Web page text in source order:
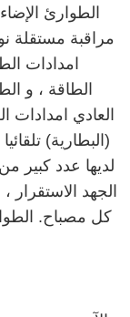
الطوارئ
مراقبة مستقلة
امدادات
الطاقة ، و
العادي امدادات
(البطارية)
لديها عدد كبير
الجهد
كل مصباح.